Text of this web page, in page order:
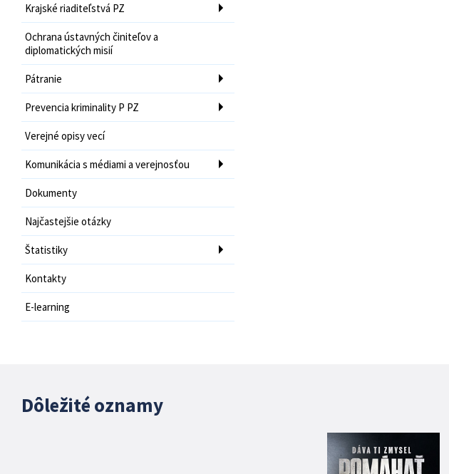
Krajské riaditeľstvá PZ
Ochrana ústavných činiteľov a
diplomatických misií
Pátranie
Prevencia kriminality P PZ
Verejné opisy vecí
Komunikácia s médiami a verejnosťou
Dokumenty
Najčastejšie otázky
Štatistiky
Kontakty
E-learning
Dôležité oznamy